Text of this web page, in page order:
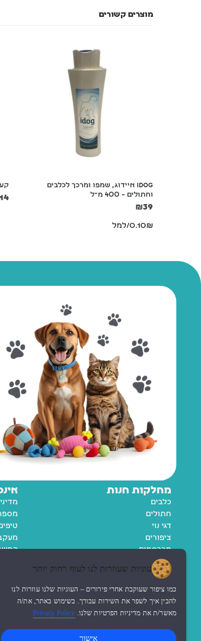
מוצרים קשורים
iDog איידוג, שמפו ומרכך לכלבים
וחתולים – 400 מ"ל
₪39
0.10₪/למל
14
מחלקות חנות
כלבים
חתולים
דגי נוי
ציפורים
מכרסמים
תקנון
נגישות
צור
עוגיות שעוזרות לנו לעוף רחוק יותר
כמו ציפור שעוקבת אחרי פירורים – העוגיות שלנו עוזרות לנו
להבין איך לשפר את השירות עבורך. בשימוש באתר, את/ה
מאשר/ת את מדיניות הפרטיות שלנו. Privacy Policy
אישור